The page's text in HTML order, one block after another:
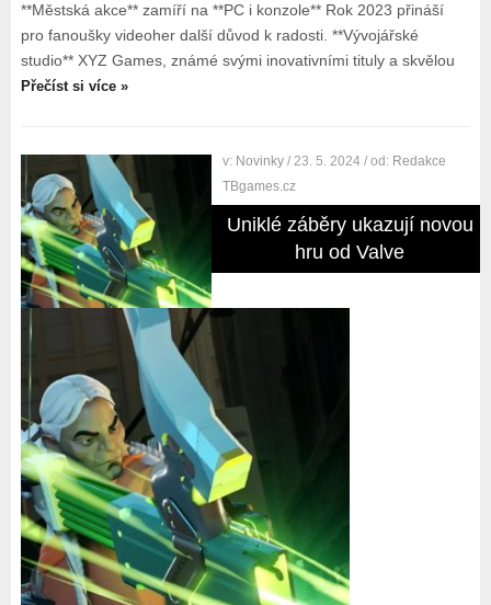
**Městská akce** zamíří na **PC i konzole** Rok 2023 přináší
pro fanoušky videoher další důvod k radosti. **Vývojářské
studio** XYZ Games, známé svými inovativními tituly a skvělou
Přečíst si více »
v: Novinky / 23. 5. 2024 / od: Redakce
TBgames.cz
Uniklé záběry ukazují novou
hru od Valve